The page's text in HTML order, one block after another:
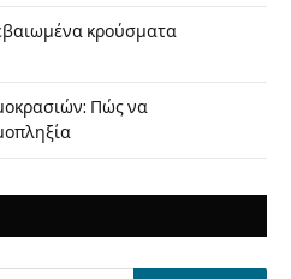
κρούσματα
Πώς να